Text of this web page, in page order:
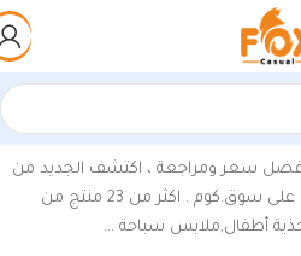
“شبشب كروس” عرض ⁦14⁩ من كل النتائج
سعر ومراجعة ، اكتشف الجديد من
ايرو سوفت,كروكس‎,كروكس على سوق.كوم . اكثر من 23 منتج من
أطفال,ملابس سباحة …